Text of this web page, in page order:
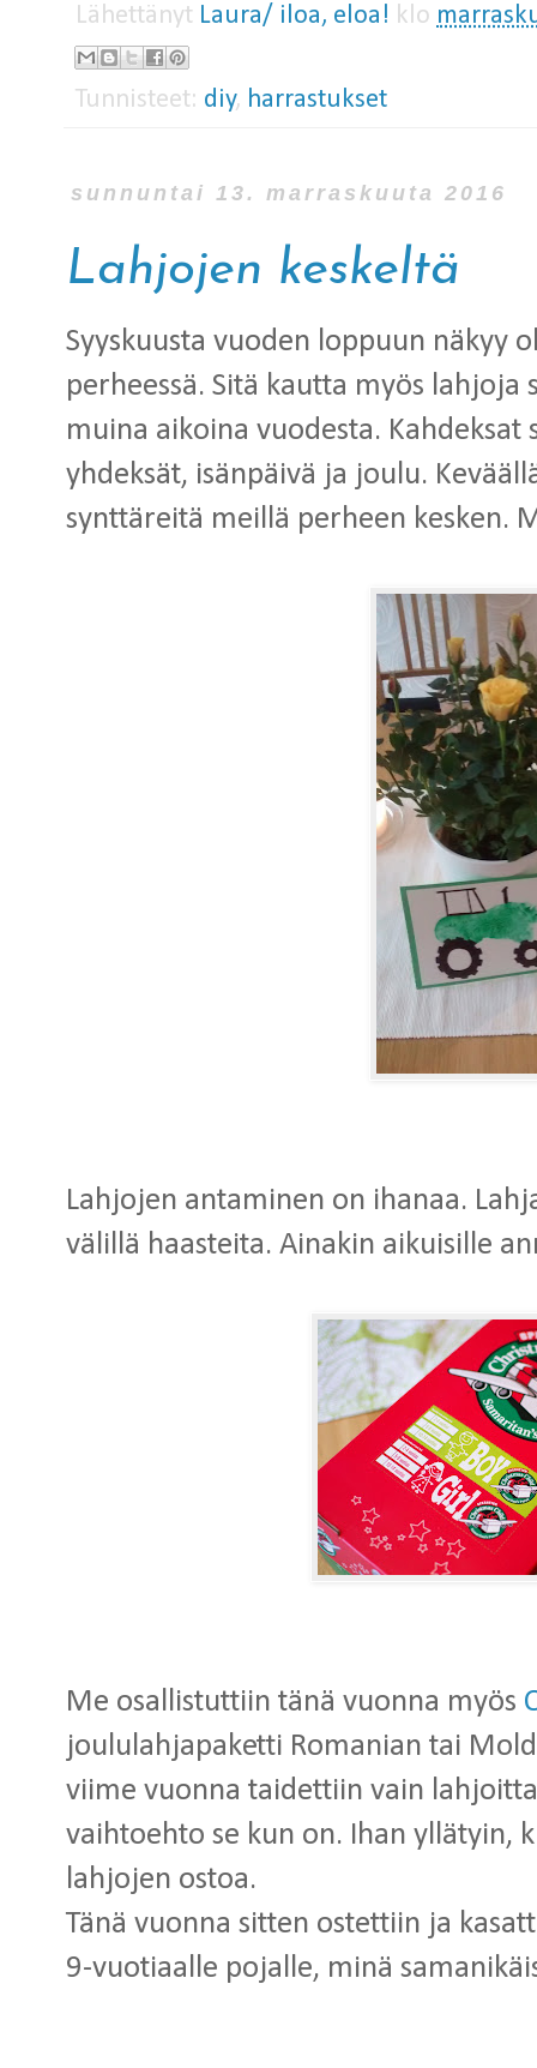
Lähettänyt Laura/ iloa, eloa! klo
Tunnisteet: diy, harrastukset
sunnuntai 13. marraskuuta 2016
Lahjojen keskeltä
Syyskuusta vuoden loppuun näkyy
perheessä. Sitä kautta myös
muina aikoina vuodesta.
yhdeksät, isänpäivä ja joulu.
synttäreitä meillä perheen kesken.
Lahjojen antaminen on ihanaa.
välillä haasteita. Ainakin aikuisille
Me osallistuttiin tänä vuonna myös
joululahjapaketti Romanian tai
viime vuonna taidettiin vain
vaihtoehto se kun on. Ihan yllätyin,
lahjojen ostoa.
Tänä vuonna sitten ostettiin ja
9-vuotiaalle pojalle, minä